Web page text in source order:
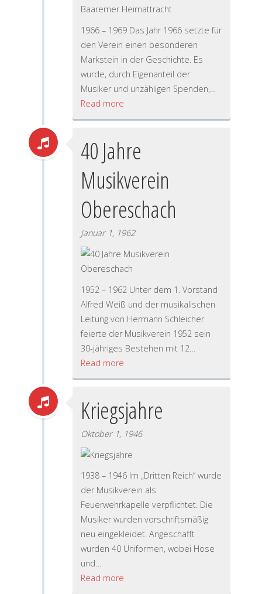
1966 – 1969 Das Jahr 1966 setzte für
den Verein einen besonderen
Markstein in der Geschichte. Es
wurde, durch Eigenanteil der
Musiker und unzähligen Spenden,…
Read more
40 Jahre
Musikverein
Obereschach
Januar 1, 1962
1952 – 1962 Unter dem 1. Vorstand
Alfred Weiß und der musikalischen
Leitung von Hermann Schleicher
feierte der Musikverein 1952 sein
30-jähriges Bestehen mit 12…
Read more
Kriegsjahre
Oktober 1, 1946
1938 – 1946 Im „Dritten Reich“ wurde
der Musikverein als
Feuerwehrkapelle verpflichtet. Die
Musiker wurden vorschriftsmäßig
neu eingekleidet. Angeschafft
wurden 40 Uniformen, wobei Hose
und…
Read more